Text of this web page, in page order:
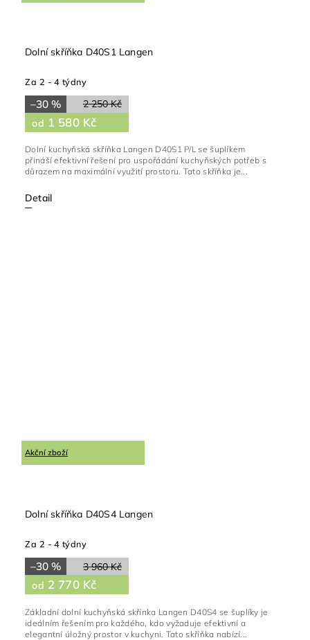
Dolní skříňka D40S1 Langen
Za 2 - 4 týdny
2 250 Kč
–30 %
od 1 580 Kč
Detail
Dolní kuchyňská skříňka Langen D40S1 P/L se šuplíkem
přináší efektivní řešení pro uspořádání kuchyňských potřeb s
důrazem na maximální využití prostoru. Tato skříňka je...
Akční zboží
Dolní skříňka D40S4 Langen
Za 2 - 4 týdny
3 960 Kč
–30 %
od 2 770 Kč
Základní dolní kuchyňská skřínka Langen D40S4 se šuplíky je
ideálním řešením pro každého, kdo vyžaduje efektivní a
elegantní úložný prostor v kuchyni. Tato skříňka nabízí...